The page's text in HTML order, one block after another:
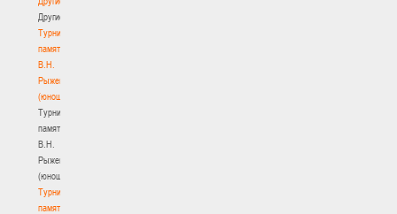
Другие
Турнир
памяти
В.Н.
Рыженкова
(юноши)
Турнир
памяти
В.Н.
Рыженкова
(юноши)
Турнир
памяти